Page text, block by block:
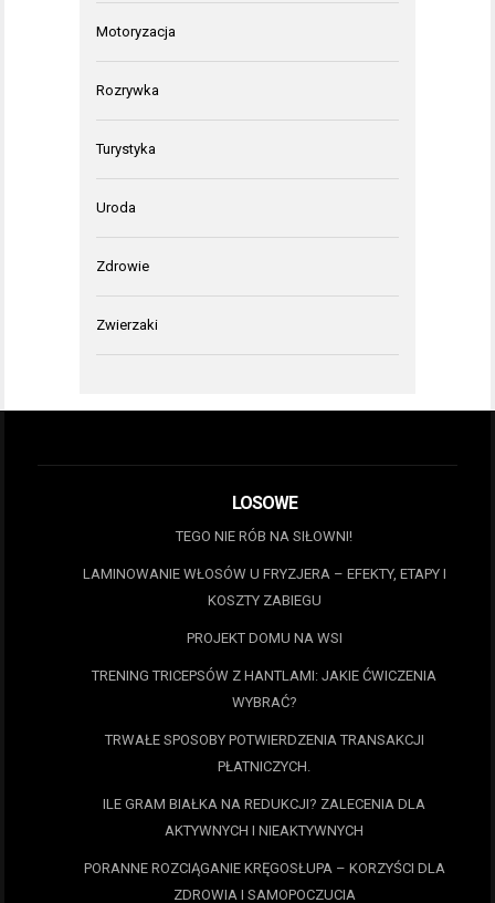
Motoryzacja
Rozrywka
Turystyka
Uroda
Zdrowie
Zwierzaki
LOSOWE
TEGO NIE RÓB NA SIŁOWNI!
LAMINOWANIE WŁOSÓW U FRYZJERA – EFEKTY, ETAPY I
KOSZTY ZABIEGU
PROJEKT DOMU NA WSI
TRENING TRICEPSÓW Z HANTLAMI: JAKIE ĆWICZENIA
WYBRAĆ?
TRWAŁE SPOSOBY POTWIERDZENIA TRANSAKCJI
PŁATNICZYCH.
ILE GRAM BIAŁKA NA REDUKCJI? ZALECENIA DLA
AKTYWNYCH I NIEAKTYWNYCH
PORANNE ROZCIĄGANIE KRĘGOSŁUPA – KORZYŚCI DLA
ZDROWIA I SAMOPOCZUCIA